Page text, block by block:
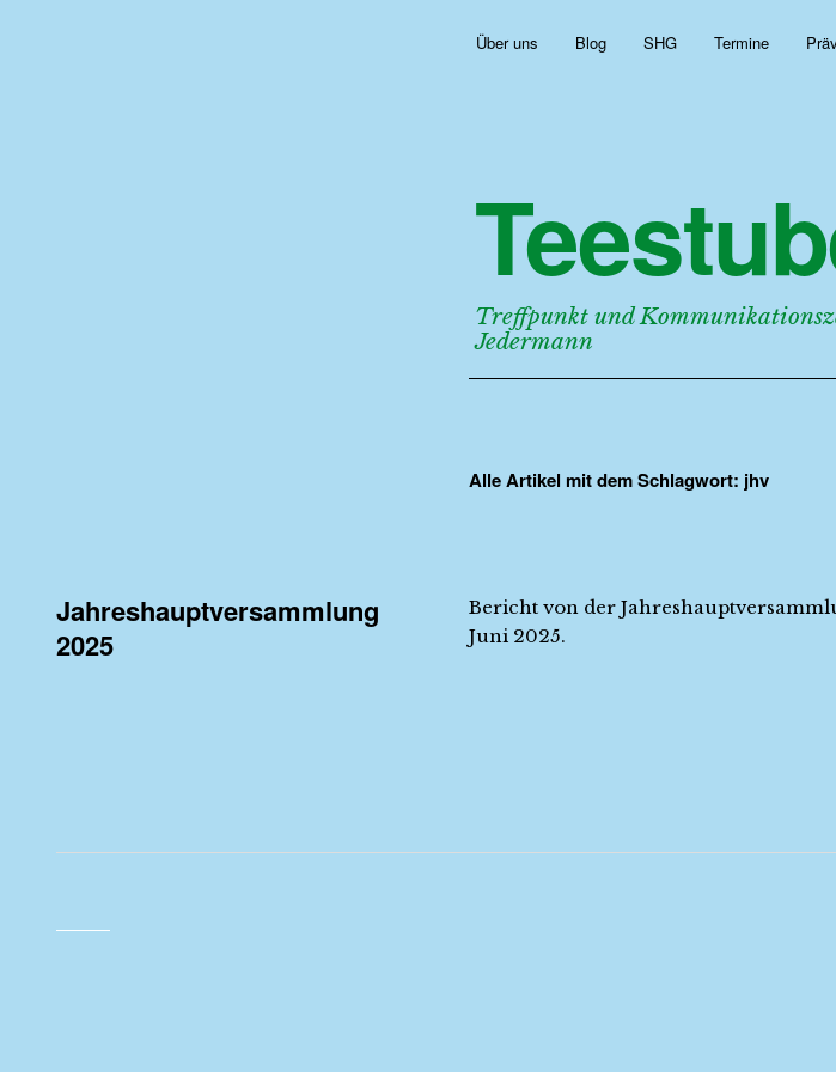
Über uns Blog SHG Termine
Treffpunkt und
Jedermann
Alle Artikel mit dem Schlagwort: jhv
Jahreshauptversammlung
2025
Bericht von der
Juni 2025.